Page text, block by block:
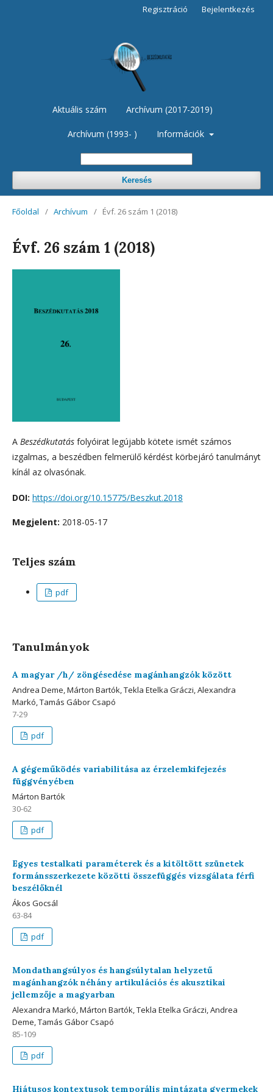
Aktuális szám Archívum (2017-2019)
Archívum (1993- ) Információk
Keresés
Regisztráció Bejelentkezés
Főoldal / Archívum / Évf. 26 szám 1 (2018)
Évf. 26 szám 1 (2018)
A Beszédkutatás folyóirat legújabb kötete ismét számos
izgalmas, a beszédben felmerülő kérdést körbejáró tanulmányt
kínál az olvasónak.
DOI: https://doi.org/10.15775/Beszkut.2018
Megjelent: 2018-05-17
Teljes szám
pdf
Tanulmányok
A magyar /h/ zöngésedése magánhangzók között
Andrea Deme, Márton Bartók, Tekla Etelka Gráczi, Alexandra
Markó, Tamás Gábor Csapó
7-29
pdf
A gégeműködés variabilitása az érzelemkifejezés
függvényében
Márton Bartók
30-62
pdf
Egyes testalkati paraméterek és a kitöltött szünetek
formánsszerkezete közötti összefüggés vizsgálata férfi
beszélőknél
Ákos Gocsál
63-84
pdf
Mondathangsúlyos és hangsúlytalan helyzetű
magánhangzók néhány artikulációs és akusztikai
jellemzője a magyarban
Alexandra Markó, Márton Bartók, Tekla Etelka Gráczi, Andrea
Deme, Tamás Gábor Csapó
85-109
pdf
Hiátusos kontextusok temporális mintázata gyermekek